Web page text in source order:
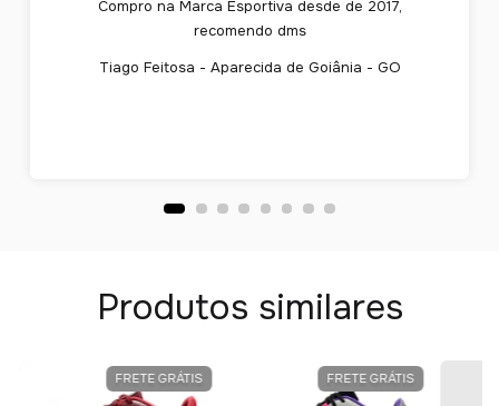
Compro na Marca Esportiva desde de 2017,
recomendo dms
Tiago Feitosa - Aparecida de Goiânia - GO
Produtos similares
FRETE GRÁTIS FRETE GRÁTIS